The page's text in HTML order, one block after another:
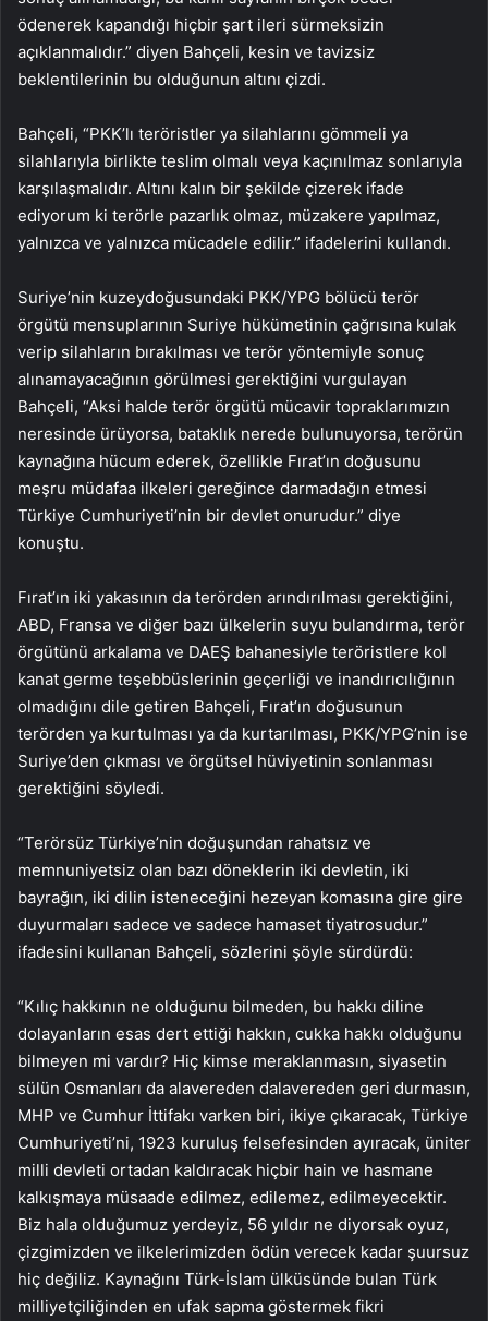
ödenerek kapandığı hiçbir şart ileri sürmeksizin
açıklanmalıdır.” diyen Bahçeli, kesin ve tavizsiz
beklentilerinin bu olduğunun altını çizdi.
Bahçeli, “PKK’lı teröristler ya silahlarını gömmeli ya
silahlarıyla birlikte teslim olmalı veya kaçınılmaz sonlarıyla
karşılaşmalıdır. Altını kalın bir şekilde çizerek ifade
ediyorum ki terörle pazarlık olmaz, müzakere yapılmaz,
yalnızca ve yalnızca mücadele edilir.” ifadelerini kullandı.
Suriye’nin kuzeydoğusundaki PKK/YPG bölücü terör
örgütü mensuplarının Suriye hükümetinin çağrısına kulak
verip silahların bırakılması ve terör yöntemiyle sonuç
alınamayacağının görülmesi gerektiğini vurgulayan
Bahçeli, “Aksi halde terör örgütü mücavir topraklarımızın
neresinde ürüyorsa, bataklık nerede bulunuyorsa, terörün
kaynağına hücum ederek, özellikle Fırat’ın doğusunu
meşru müdafaa ilkeleri gereğince darmadağın etmesi
Türkiye Cumhuriyeti’nin bir devlet onurudur.” diye
konuştu.
Fırat’ın iki yakasının da terörden arındırılması gerektiğini,
ABD, Fransa ve diğer bazı ülkelerin suyu bulandırma, terör
örgütünü arkalama ve DAEŞ bahanesiyle teröristlere kol
kanat germe teşebbüslerinin geçerliği ve inandırıcılığının
olmadığını dile getiren Bahçeli, Fırat’ın doğusunun
terörden ya kurtulması ya da kurtarılması, PKK/YPG’nin ise
Suriye’den çıkması ve örgütsel hüviyetinin sonlanması
gerektiğini söyledi.
“Terörsüz Türkiye’nin doğuşundan rahatsız ve
memnuniyetsiz olan bazı döneklerin iki devletin, iki
bayrağın, iki dilin isteneceğini hezeyan komasına gire gire
duyurmaları sadece ve sadece hamaset tiyatrosudur.”
ifadesini kullanan Bahçeli, sözlerini şöyle sürdürdü:
“Kılıç hakkının ne olduğunu bilmeden, bu hakkı diline
dolayanların esas dert ettiği hakkın, cukka hakkı olduğunu
bilmeyen mi vardır? Hiç kimse meraklanmasın, siyasetin
sülün Osmanları da alavereden dalavereden geri durmasın,
MHP ve Cumhur İttifakı varken biri, ikiye çıkaracak, Türkiye
Cumhuriyeti’ni, 1923 kuruluş felsefesinden ayıracak, üniter
milli devleti ortadan kaldıracak hiçbir hain ve hasmane
kalkışmaya müsaade edilmez, edilemez, edilmeyecektir.
Biz hala olduğumuz yerdeyiz, 56 yıldır ne diyorsak oyuz,
çizgimizden ve ilkelerimizden ödün verecek kadar şuursuz
hiç değiliz. Kaynağını Türk-İslam ülküsünde bulan Türk
milliyetçiliğinden en ufak sapma göstermek fikri